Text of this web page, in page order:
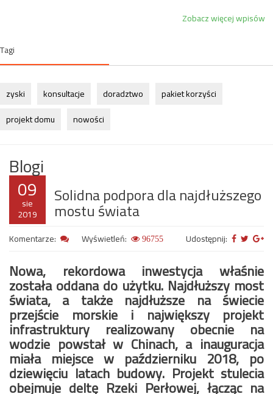
Zobacz więcej wpisów
Tagi
zyski konsultacje doradztwo
pakiet korzyści
projekt domu
nowości
Blogi
09
sie
2019
Solidna podpora dla najdłuższego
mostu świata
Komentarze: Wyświetleń: 96755 Udostępnij:
Nowa, rekordowa inwestycja właśnie
została oddana do użytku. Najdłuższy most
świata, a także najdłuższe na świecie
przejście morskie i największy projekt
infrastruktury realizowany obecnie na
wodzie powstał w Chinach, a inauguracja
miała miejsce w październiku 2018, po
dziewięciu latach budowy. Projekt stulecia
obejmuje deltę Rzeki Perłowej, łącząc na